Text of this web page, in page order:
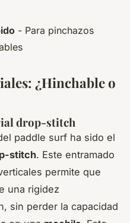
- Para pinchazos
¿Hinchable o
drop-stitch
paddle surf ha sido el
stitch. Este entramado
permite que
una rigidez
sin perder la capacidad